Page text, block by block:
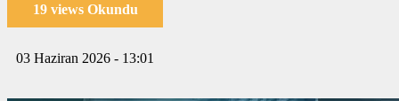
19 views Okundu
03 Haziran 2026 - 13:01